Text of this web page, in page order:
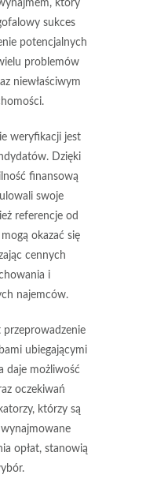
który
sukces
potencjalnych
problemów
niewłaściwym
weryfikacji jest
Dzięki
finansową
swoje
referencje od
mogą okazać się
cennych
i
najemców.
przeprowadzenie
ubiegającymi
daje możliwość
oczekiwań
którzy są
opłat, stanowią